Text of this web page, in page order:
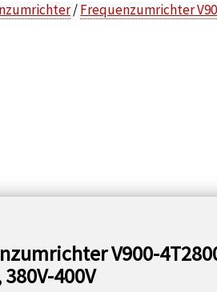
/Frequenzumrichter
V900-
400V